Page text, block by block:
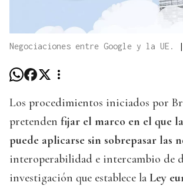
Negociaciones entre Google y la UE. |
Los procedimientos iniciados por
pretenden fijar el marco en el que
puede aplicarse sin sobrepasar las
interoperabilidad e intercambio de
investigación que establece la Ley